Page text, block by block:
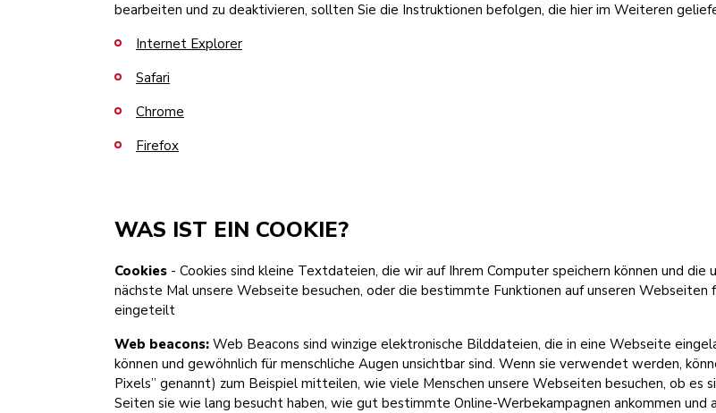
bearbeiten und zu deaktivieren, sollten Sie die Instruktionen befolgen, die hier im Weiteren
Internet Explorer
Safari
Chrome
Firefox
WAS IST EIN COOKIE?
Cookies - Cookies sind kleine Textdateien, die wir auf Ihrem Computer speichern können und die
nächste Mal unsere Webseite besuchen, oder die bestimmte Funktionen auf unseren
eingeteilt
Web beacons: Web Beacons sind winzige elektronische Bilddateien, die in eine Webseite
können und gewöhnlich für menschliche Augen unsichtbar sind. Wenn sie verwendet werden,
Pixels” genannt) zum Beispiel mitteilen, wie viele Menschen unsere Webseiten besuchen, ob es
Seiten sie wie lang besucht haben, wie gut bestimmte Online-Werbekampagnen ankommen und